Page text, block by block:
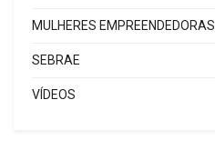
MULHERES EMPREENDEDORAS
SEBRAE
VÍDEOS